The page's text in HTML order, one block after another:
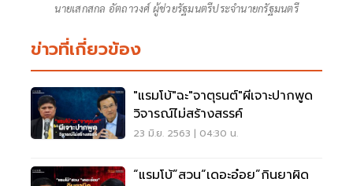
นายเสกสกล อัตถาวงศ์ ผู้ช่วยรัฐมนตรีประจำนายกรัฐมนตรี
ข่าวที่เกี่ยวข้อง
"แรมโบ้"ฉะ"จาตุรนต์"ผีเจาะปากพูด
วิจารณ์ไม่สร้างสรรค์
23 มิ.ย. 2563 | 04:30 น.
“แรมโบ้”สวน“เดอะอ๋อย”กินยาผิด